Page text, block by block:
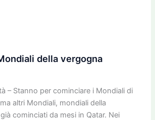
della vergogna
– Stanno per cominciare i Mondiali di
altri Mondiali, mondiali della
cominciati da mesi in Qatar. Nei